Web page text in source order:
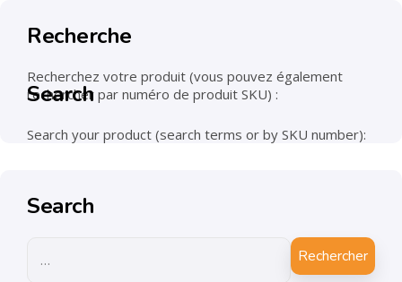
Recherche
Recherchez votre produit (vous pouvez également
rechercher par numéro de produit SKU) :
Search
Search your product (search terms or by SKU number):
Search
Rechercher